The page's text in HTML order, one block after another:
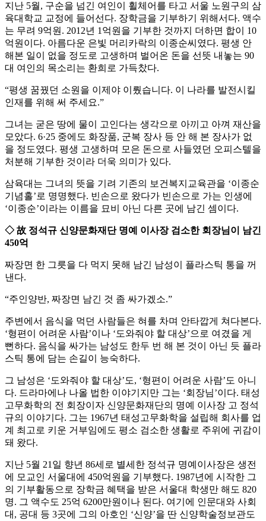
지난 5월, 구순을 넘긴 여인이 휠체어를 타고 서울 노원구의 삼
육대학교 교정에 들어선다. 장학금을 기부하기 위해서다. 액수
는 무려 9억원. 2012년 1억원을 기부한 것까지 더하면 합이 10
억원이다. 아름다운 은빛 머리카락의 이종순씨였다. 평생 안
해본 일이 없을 정도로 고생하며 벌어온 돈을 선뜻 내놓는 90
대 여인의 목소리는 환희로 가득찼다.
“평생 꿈꿨던 소원을 이제야 이뤘습니다. 이 나라를 발전시킬
인재를 위해 써 주세요.”
그녀는 굳은 땅에 물이 고인다는 생각으로 아끼고 아껴 재산을
모았다. 6·25 중에도 화장품, 군복 장사 등 안 해 본 장사가 없
을 정도였다. 평생 고생하며 모은 돈으로 사들였던 오피스텔을
처분해 기부한 것이라 더욱 의미가 있다.
삼육대는 그녀의 뜻을 기려 기존의 보건복지교육관을 ‘이종순
기념홀’로 명명했다. 빈손으로 왔다가 빈손으로 가는 인생에
‘이종순’이라는 이름을 묘비 아닌 다른 곳에 남긴 셈이다.
◇ 故 정석규 신양문화재단 명예 이사장 검소한 회장님이 남긴
450억
짜장면 한 그릇을 다 먹지 못해 남긴 남성이 플라스틱 통을 꺼
낸다.
“주인양반, 짜장면 남긴 것 좀 싸가겠소.”
주변에서 음식을 먹던 사람들은 혀를 차며 안타깝게 쳐다본다.
‘형편이 어려운 사람’이나 ‘도와줘야 할 대상’으로 여겼을 게
뻔하다. 음식을 싸가는 남성도 한두 번 해 본 것이 아닌 듯 플라
스틱 통에 담는 손길이 능숙하다.
그 남성은 ‘도와줘야 할 대상’도, ‘형편이 어려운 사람’도 아니
다. 드라마에나 나올 법한 이야기지만 그는 ‘회장님’이다. 태성
고무화학의 전 회장이자 신양문화재단의 명예 이사장 고 정석
규의 이야기다. 그는 1967년 태성고무화학을 설립해 회사를 업
계 최고로 키운 거부임에도 평소 검소한 생활로 주위에 귀감이
돼 왔다.
지난 5월 21일 향년 86세로 별세한 정석규 명예이사장은 생전
에 모교인 서울대에 450억원을 기부했다. 1987년에 시작한 그
의 기부활동으로 장학금 혜택을 받은 서울대 학생만 해도 820
명. 그 액수도 25억 6200만원이나 된다. 여기에 인문대와 사회
대, 공대 등 3곳에 그의 아호인 ‘신양’을 딴 신양학술정보관도